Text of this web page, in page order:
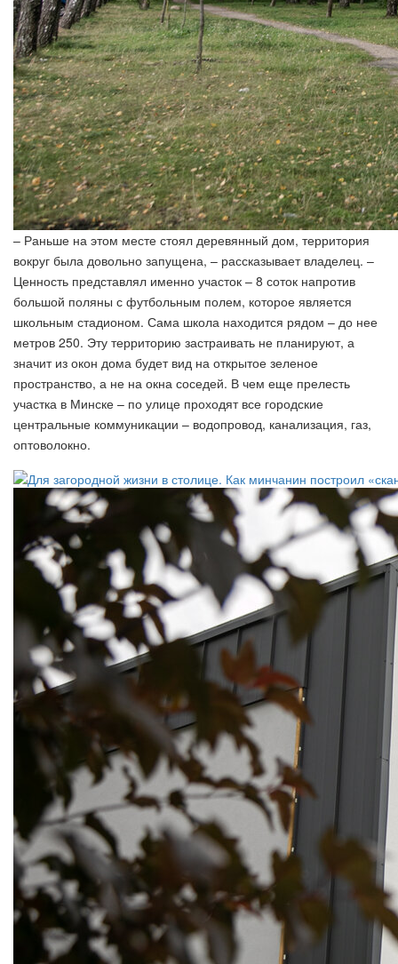
– Раньше на этом месте стоял деревянный дом, территория
вокруг была довольно запущена, – рассказывает владелец. –
Ценность представлял именно участок – 8 соток напротив
большой поляны с футбольным полем, которое является
школьным стадионом. Сама школа находится рядом – до нее
метров 250. Эту территорию застраивать не планируют, а
значит из окон дома будет вид на открытое зеленое
пространство, а не на окна соседей. В чем еще прелесть
участка в Минске – по улице проходят все городские
центральные коммуникации – водопровод, канализация, газ,
оптоволокно.